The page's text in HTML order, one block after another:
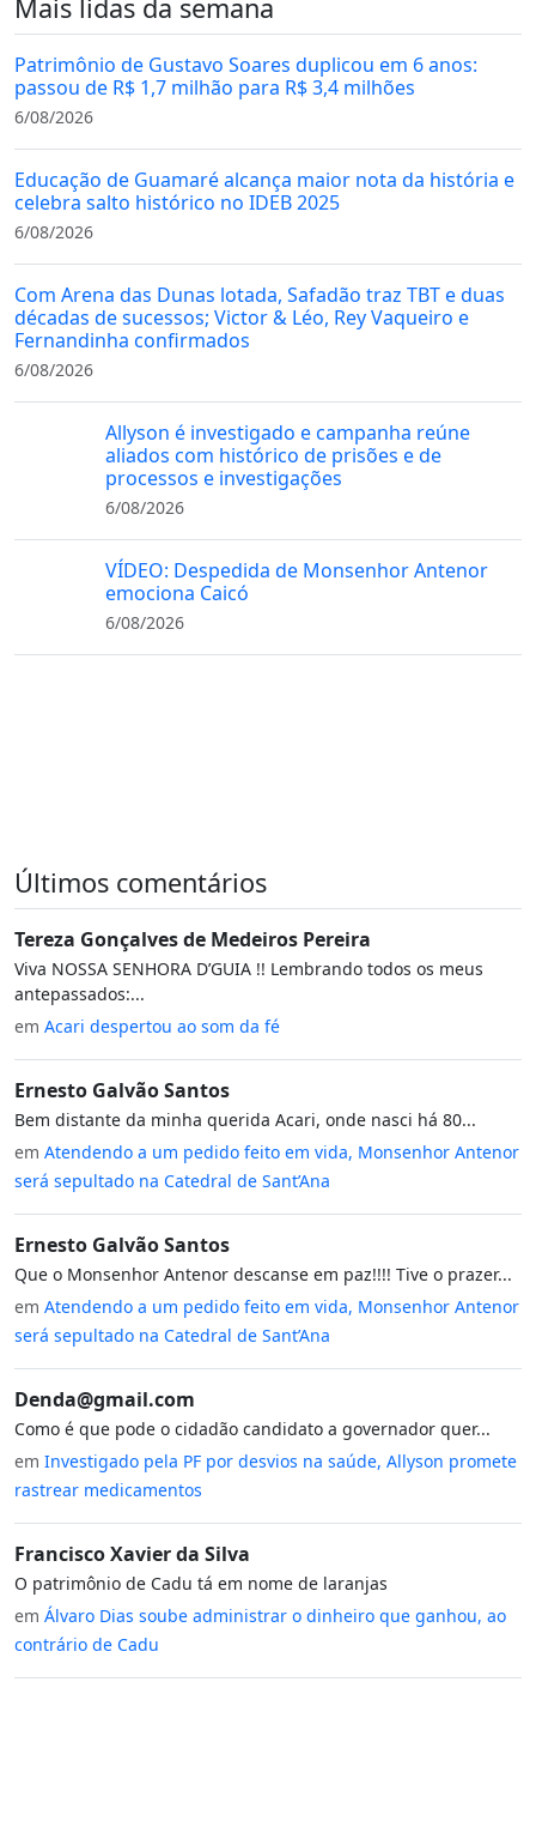
Mais lidas da semana
Patrimônio de Gustavo Soares duplicou em 6 anos:
passou de R$ 1,7 milhão para R$ 3,4 milhões
6/08/2026
Educação de Guamaré alcança maior nota da história e
celebra salto histórico no IDEB 2025
6/08/2026
Com Arena das Dunas lotada, Safadão traz TBT e duas
décadas de sucessos; Victor & Léo, Rey Vaqueiro e
Fernandinha confirmados
6/08/2026
Allyson é investigado e campanha reúne
aliados com histórico de prisões e de
processos e investigações
6/08/2026
VÍDEO: Despedida de Monsenhor Antenor
emociona Caicó
6/08/2026
Últimos comentários
Tereza Gonçalves de Medeiros Pereira
Viva NOSSA SENHORA D’GUIA !! Lembrando todos os meus
antepassados:...
em Acari despertou ao som da fé
Ernesto Galvão Santos
Bem distante da minha querida Acari, onde nasci há 80...
em Atendendo a um pedido feito em vida, Monsenhor Antenor
será sepultado na Catedral de Sant’Ana
Ernesto Galvão Santos
Que o Monsenhor Antenor descanse em paz!!!! Tive o prazer...
em Atendendo a um pedido feito em vida, Monsenhor Antenor
será sepultado na Catedral de Sant’Ana
Denda@gmail.com
Como é que pode o cidadão candidato a governador quer...
em Investigado pela PF por desvios na saúde, Allyson promete
rastrear medicamentos
Francisco Xavier da Silva
O patrimônio de Cadu tá em nome de laranjas
em Álvaro Dias soube administrar o dinheiro que ganhou, ao
contrário de Cadu